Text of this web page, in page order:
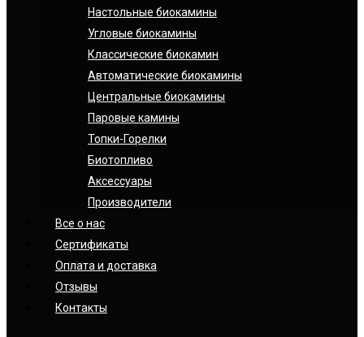
Настoльные биокамины
Угловые биокамины
Классические биокамин
Автоматические биокамины
Центральные биокамины
Паровые камины
Топки-Горелки
Биотопливо
Аксессуары
Производители
Все о нас
Сертификаты
Оплата и доставка
Отзывы
Контакты